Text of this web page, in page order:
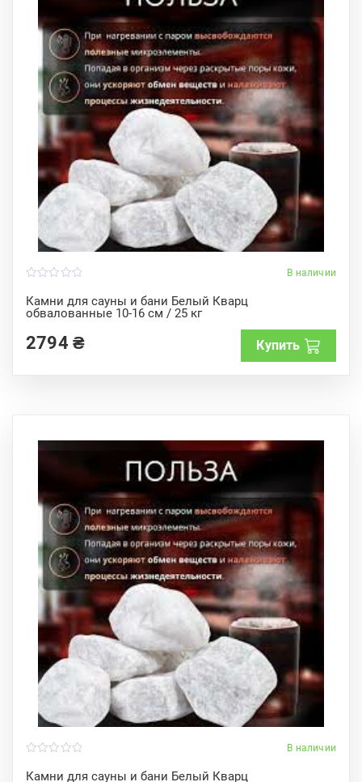
В наличии
Камни для сауны и бани Белый Кварц
обвалованные 10-16 см / 25 кг
o
u
t
f
5
2794 ₴ Купить
В наличии
Камни для сауны и бани Белый Кварц
o